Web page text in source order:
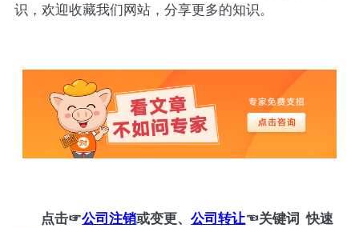
识，欢迎收藏我们网站，分享更多的知识。
点击☞公司注销或变更、公司转让☜关键词 快速